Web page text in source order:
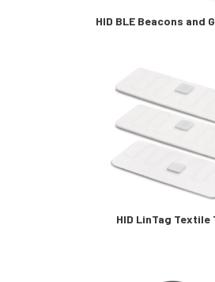
HID BLE Beacons and
HID LinTag Textile